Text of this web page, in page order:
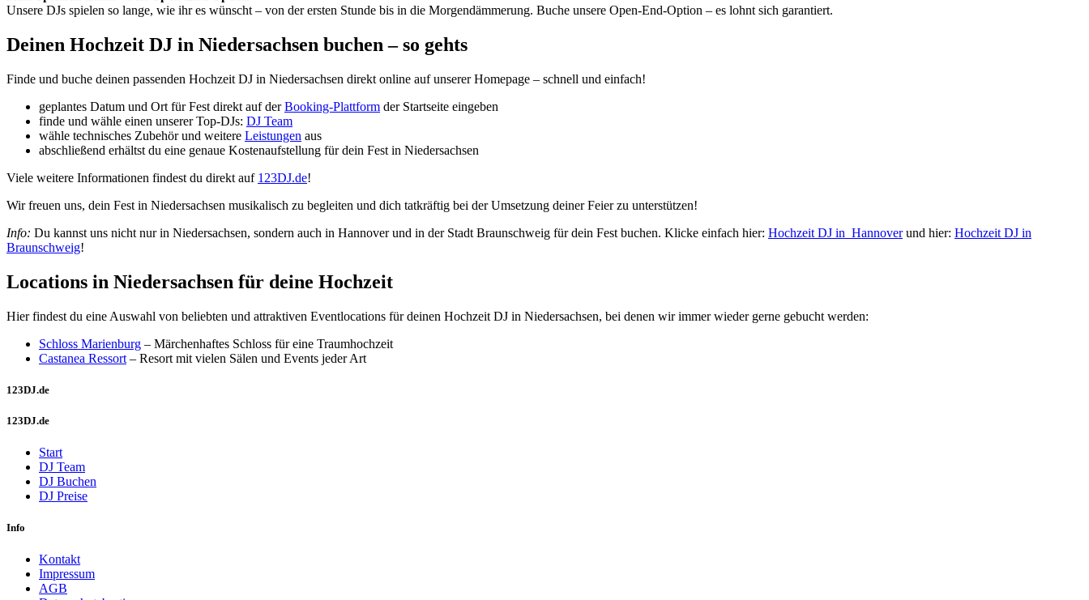
Unsere DJs spielen so lange, wie ihr es wünscht – von der ersten Stunde bis in die Morgendämmerung. Buche unsere Open-End-Option – es lohnt sich garantiert.
Deinen Hochzeit DJ in Niedersachsen buchen – so gehts
Finde und buche deinen passenden Hochzeit DJ in Niedersachsen direkt online auf unserer Homepage – schnell und einfach!
geplantes Datum und Ort für Fest direkt auf derBooking-Plattform der Startseite eingeben
finde und wähle einen unserer Top-DJs: DJ Team
wähle technisches Zubehör und weitere Leistungen aus
abschließend erhältst du eine genaue Kostenaufstellung für dein Fest in Niedersachsen
Viele weitere Informationen findest du direkt auf 123DJ.de!
Wir freuen uns, dein Fest in Niedersachsen musikalisch zu begleiten und dich tatkräftig bei der Umsetzung deiner Feier zu unterstützen!
Info: Du kannst uns nicht nur in Niedersachsen, sondern auch in Hannover und in der Stadt Braunschweig für dein Fest buchen. Klicke einfach hier: Hochzeit DJ in Hannoverund hier: Hochzeit DJ in
Braunschweig!
Locations in Niedersachsen für deine Hochzeit
Hier findest du eine Auswahl von beliebten und attraktiven Eventlocations für deinen Hochzeit DJ in Niedersachsen, bei denen wir immer wieder gerne gebucht werden:
Schloss Marienburg – Märchenhaftes Schloss für eine Traumhochzeit
Castanea Ressort – Resort mit vielen Sälen und Events jeder Art
123DJ.de
123DJ.de
Start
DJ Team
DJ Buchen
DJ Preise
Info
Kontakt
Impressum
AGB